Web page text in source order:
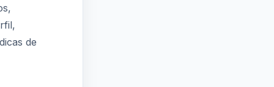
de